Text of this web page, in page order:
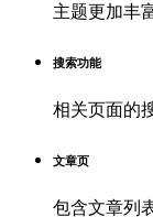
主题更加丰
搜索功能
相关页面的
文章页
包含文章列